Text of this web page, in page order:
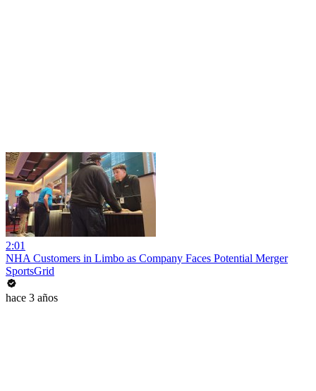
2:01
NHA Customers in Limbo as Company Faces Potential Merger
SportsGrid
hace 3 años